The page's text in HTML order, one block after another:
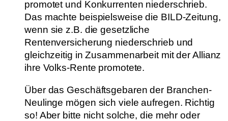
promotet und Konkurrenten niederschrieb.
Das machte beispielsweise die BILD-Zeitung,
wenn sie z.B. die gesetzliche
Rentenversicherung niederschrieb und
gleichzeitig in Zusammenarbeit mit der Allianz
ihre Volks-Rente promotete.
Über das Geschäftsgebaren der Branchen-
Neulinge mögen sich viele aufregen. Richtig
so! Aber bitte nicht solche, die mehr oder